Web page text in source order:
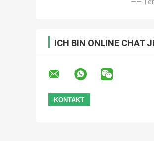
——
ICH BIN ONLINE CHAT